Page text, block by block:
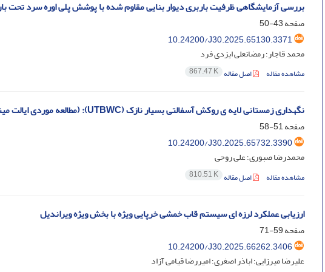
بررسی آزمایشگاهی ظرفیت باربری دیوار بنایی مقاوم شده با پوشش پلی اوره سرد تحت
صفحه43-50
10.24200/J30.2025.65130.3371
محمد قاجار؛ رمضانعلی ایزدی فرد
مشاهده مقاله اصل مقاله 867.47 K
نگهداری زمستانی لایه ی روکش آسفالتی بسیار نازک (UTBWC): (مطالعه موردی ایالت مینسوتا)
صفحه51-58
10.24200/J30.2025.65732.3390
محمدرضا صبوری؛ علی روحی
مشاهده مقاله اصل مقاله 810.51 K
ارزیابی عملکرد لرزه ای سیستم قاب خمشی خرپایی ویژه با بخش ویژه ویراندیل
صفحه59-71
10.24200/J30.2025.66262.3406
علیرضا میرزایی؛ اباذر اصغری؛ امیررضا قیامی آزاد